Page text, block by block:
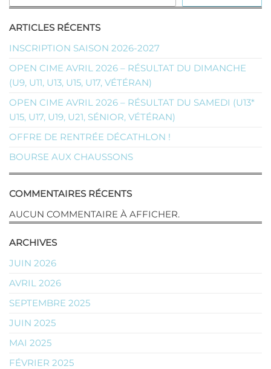
ARTICLES RÉCENTS
INSCRIPTION SAISON 2026-2027
OPEN CIME AVRIL 2026 – RÉSULTAT DU DIMANCHE
(U9, U11, U13, U15, U17, VÉTÉRAN)
OPEN CIME AVRIL 2026 – RÉSULTAT DU SAMEDI (U13*
U15, U17, U19, U21, SÉNIOR, VÉTÉRAN)
OFFRE DE RENTRÉE DÉCATHLON !
BOURSE AUX CHAUSSONS
COMMENTAIRES RÉCENTS
AUCUN COMMENTAIRE À AFFICHER.
ARCHIVES
JUIN 2026
AVRIL 2026
SEPTEMBRE 2025
JUIN 2025
MAI 2025
FÉVRIER 2025